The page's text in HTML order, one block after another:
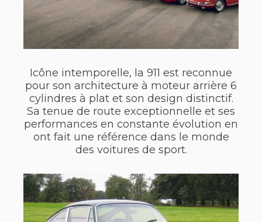
Icône intemporelle, la 911 est reconnue
pour son architecture à moteur arrière 6
cylindres à plat et son design distinctif.
Sa tenue de route exceptionnelle et ses
performances en constante évolution en
ont fait une référence dans le monde
des voitures de sport.